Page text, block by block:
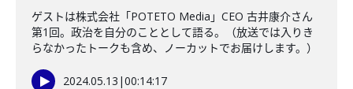
ゲストは株式会社「POTETO Media」CEO 古井康介さん
第1回。政治を自分のこととして語る。（放送では入りき
らなかったトークも含め、ノーカットでお届けします。）
2024.05.13 |00:14:17